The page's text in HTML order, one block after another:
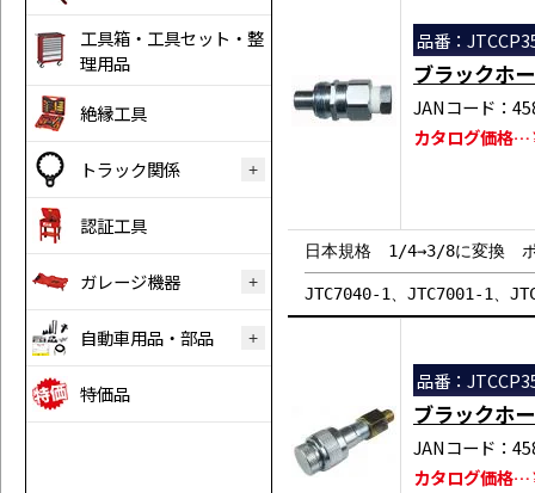
工具箱・工具セット・整
理用品
絶縁工具
トラック関係
認証工具
ガレージ機器
自動車用品・部品
特価品
品番：
ブラックホ
JANコード：
カタログ価格
日本規格 1/4→3/8に変換
JTC7040-1、JTC7001-1、
品番：
ブラックホ
JANコード：
カタログ価格